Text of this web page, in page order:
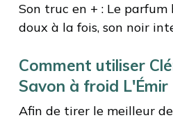
Son truc en + : Le parfum
doux à la fois, son noir
Comment utiliser
Savon à froid L'Émir
Afin de tirer le meilleur